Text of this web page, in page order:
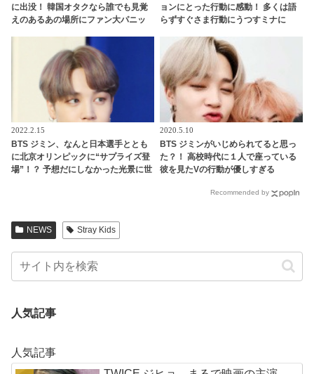
に出没！ 韓国オタクなら誰でも見覚
えのあるあの場所にファン大パニッ
ョンにとった行動に感動！ 多くは語
らずすぐさま行動にうつすミナに
続出
2022.2.15
BTS ジミン、なんと日本選手ととも
に北京オリンピックに“サプライズ登
場”！？ 予想だにしなかった光景に世
ファン驚愕
2020.5.10
BTS ジミンがいじめられてると思っ
た？！ 高校時代に１人で座っている
彼を見たVの行動が優しすぎる
Recommended by
NEWS Stray Kids
人気記事
人気記事